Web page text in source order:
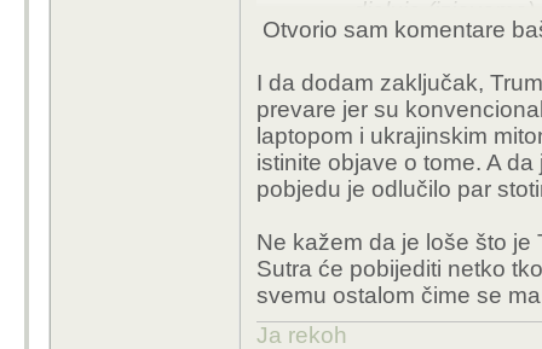
djeluje
(pismom)
još od Cambridge
preko cenzure po
kontroverznih priča
uoči izbora pa do
prestaje s donacijama
dezinformirajuće
Otvorio sam komentare
I da dodam zaključak,
prevare jer su
laptopom i ukrajinskim
istinite objave o tome. A
pobjedu je odlučilo par
Ne kažem da je loše što je
Sutra će pobijediti netko
svemu ostalom čime se
Ja rekoh